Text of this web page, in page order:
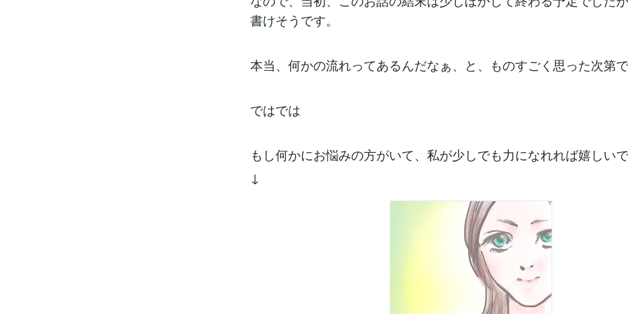
書けそうです。
本当、何かの流れってあるんだなぁ、と、ものすごく思った次第で
ではでは
もし何かにお悩みの方がいて、私が少しでも力になれれば嬉しい
↓